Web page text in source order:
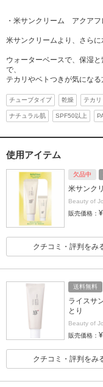
・米サンクリーム アクアフ
米サンクリームより、さら
ウォーターベースで、保湿
で、
テカリやベトつきが気にな
チューブタイプ 乾燥 テカ
ナチュラル肌 SPF50以上
使用アイテム
欠品中
米サンク
Beauty of
販売価格：
クチコミ・評判をみ
送料無料
ライスサ
とり
Beauty of
販売価格：
クチコミ・評判をみ